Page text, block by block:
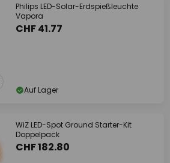
Philips LED-Solar-Erdspießleuchte
Vapora
CHF 41.77
Auf Lager
WiZ LED-Spot Ground Starter-Kit
Doppelpack
CHF 182.80